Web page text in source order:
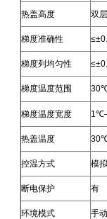
热盖高度 双
梯度准确性
梯度列均匀性
梯度温度范围 30
梯度温度宽度 1℃
热盖温度 30
控温方式 模
断电保护 有
环境模式 手